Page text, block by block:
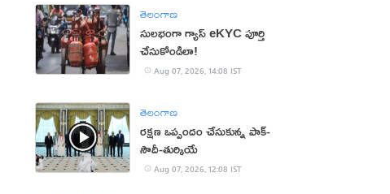
తెలంగాణ
సులభంగా గ్యాస్ eKYC పూర్తి
చేసుకోండిలా!
Aug 07, 2026, 14:08 IST
తెలంగాణ
రక్షణ ఒప్పందం చేసుకున్న పాక్‌-
సౌదీ-తుర్కియే
Aug 07, 2026, 12:08 IST